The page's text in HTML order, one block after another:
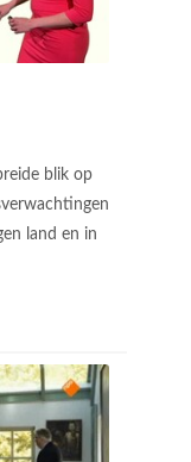
blik op
land en in